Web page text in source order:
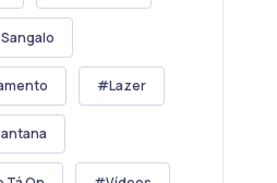
Lazer